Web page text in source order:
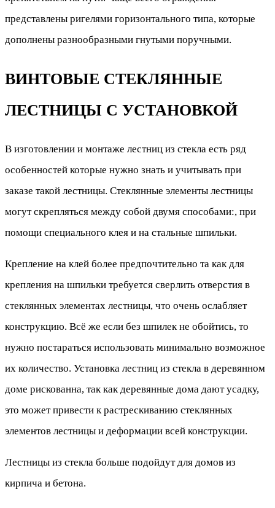
представлены ригелями горизонтального типа, которые
дополнены разнообразными гнутыми поручными.
ВИНТОВЫЕ СТЕКЛЯННЫЕ
ЛЕСТНИЦЫ С УСТАНОВКОЙ
В изготовлении и монтаже лестниц из стекла есть ряд
особенностей которые нужно знать и учитывать при
заказе такой лестницы. Стеклянные элементы лестницы
могут скрепляться между собой двумя способами:, при
помощи специального клея и на стальные шпильки.
Крепление на клей более предпочтительно та как для
крепления на шпильки требуется сверлить отверстия в
стеклянных элементах лестницы, что очень ослабляет
конструкцию. Всё же если без шпилек не обойтись, то
нужно постараться использовать минимально возможное
их количество. Установка лестниц из стекла в деревянном
доме рискованна, так как деревянные дома дают усадку,
это может привести к растрескиванию стеклянных
элементов лестницы и деформации всей конструкции.
Лестницы из стекла больше подойдут для домов из
кирпича и бетона.